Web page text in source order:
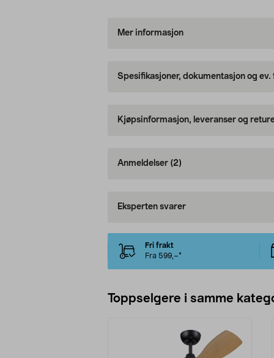
Mer informasjon
Spesifikasjoner, dokumentasjon og
Kjøpsinformasjon, leveranser og
Anmeldelser (2)
Eksperten svarer
Fri frakt
Fra 599,–*
Toppselgere i samme